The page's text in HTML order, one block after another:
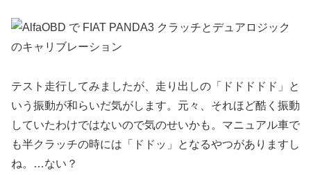
テスト走行してみましたが、走り出しの「ドドドドド」と
いう振動が和らいだ気がします。元々、それほど酷く振動
していたわけではないので気のせいかも。マニュアル車で
も半クラッチの時には「ドドッ」となるやつがありますし
ね。…ない？